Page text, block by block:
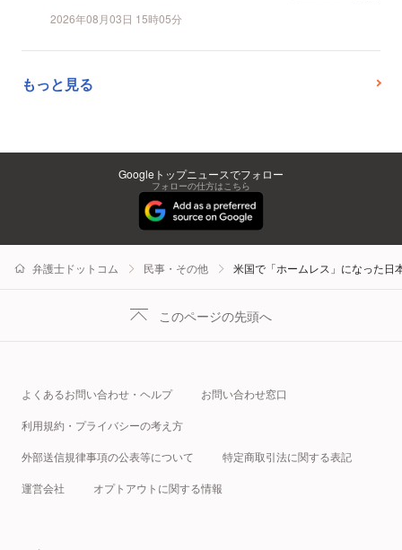
2026年08月03日 15時05分
もっと見る
Googleトップニュースでフォロー
フォローの仕方はこちら
弁護士ドットコム 民事・その他 米国で「ホームレス」になった日
このページの先頭へ
よくあるお問い合わせ・ヘルプ お問い合わせ窓口
利用規約・プライバシーの考え方
外部送信規律事項の公表等について 特定商取引法に関する表記
運営会社 オプトアウトに関する情報